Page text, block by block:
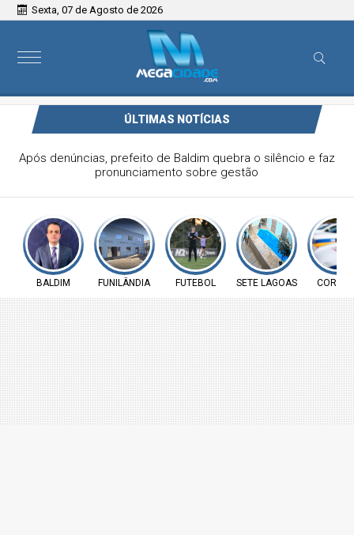
Sexta, 07 de Agosto de 2026
ÚLTIMAS NOTÍCIAS
Vereador Elói Mendes critica falta de investimentos na
Saúde de Funilândia e cobra ação da Prefeitura
BALDIM FUNILÂNDIA FUTEBOL SETE LAGOAS